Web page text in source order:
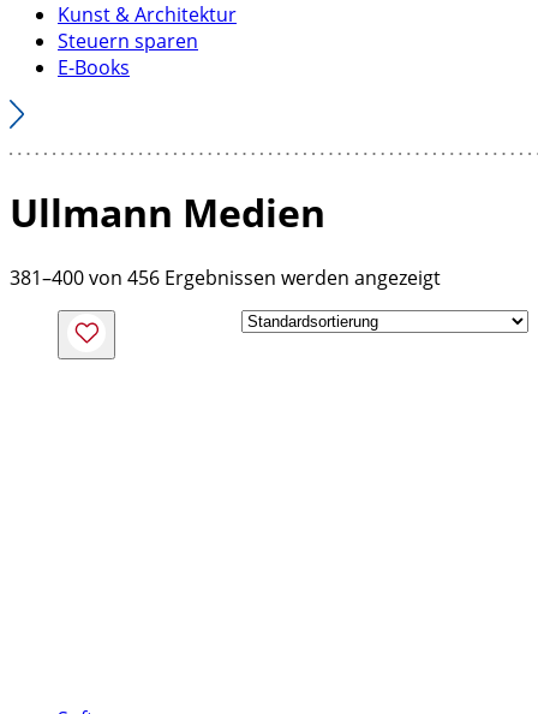
Kunst & Architektur
Steuern sparen
E-Books
Ullmann Medien
381–400 von 456 Ergebnissen werden angezeigt